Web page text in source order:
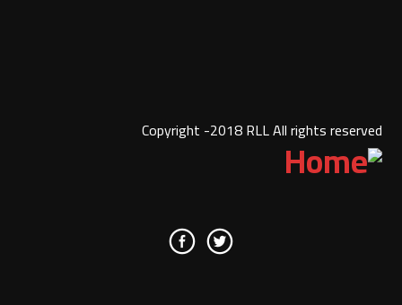
Copyright -2018 RLL All rights reserved